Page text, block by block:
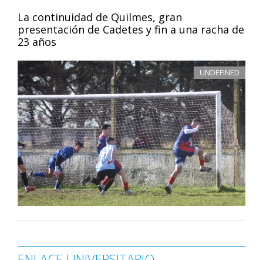
La continuidad de Quilmes, gran
presentación de Cadetes y fin a una racha de
23 años
UNDEFINED